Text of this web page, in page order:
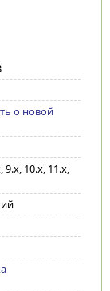
о новой
9.x, 10.x, 11.x,